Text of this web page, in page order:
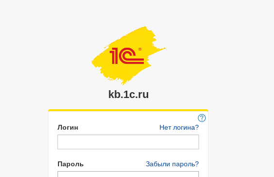
kb.1c.ru
Логин Нет логина?
Пароль Забыли пароль?